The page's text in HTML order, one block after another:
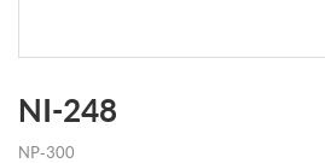
NI-248
NP-300